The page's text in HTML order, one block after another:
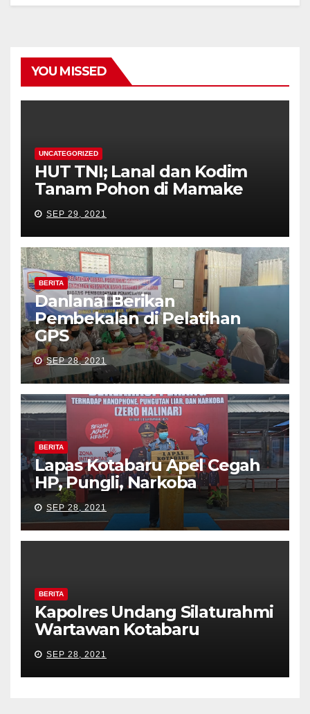
YOU MISSED
UNCATEGORIZED
HUT TNI; Lanal dan Kodim
Tanam Pohon di Mamake
SEP 29, 2021
BERITA
Danlanal Berikan
Pembekalan di Pelatihan
GPS
SEP 28, 2021
BERITA
Lapas Kotabaru Apel Cegah
HP, Pungli, Narkoba
SEP 28, 2021
BERITA
Kapolres Undang Silaturahmi
Wartawan Kotabaru
SEP 28, 2021